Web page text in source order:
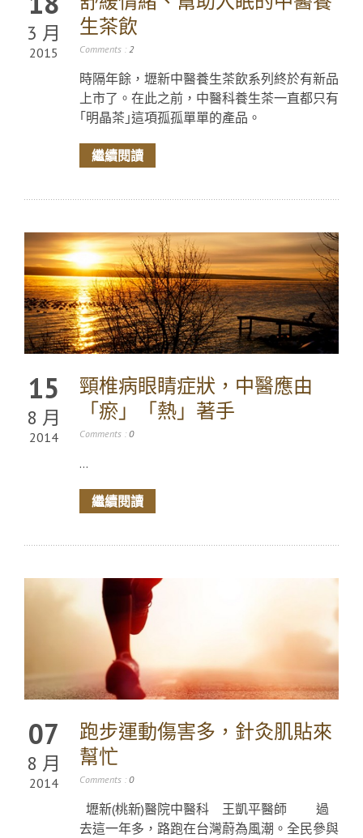
3 月
2015
生茶飲
Comments : 2
時隔年餘，壢新中醫養生茶飲系列終於有新品
上市了。在此之前，中醫科養生茶一直都只有
｢明晶茶｣這項孤孤單單的產品。
繼續閱讀
15
8 月
2014
頸椎病眼睛症狀，中醫應由
「瘀」「熱」著手
Comments : 0
...
繼續閱讀
07
8 月
2014
跑步運動傷害多，針灸肌貼來
幫忙
Comments : 0
壢新(桃新)醫院中醫科 王凱平醫師 過
去這一年多，路跑在台灣蔚為風潮。全民參與